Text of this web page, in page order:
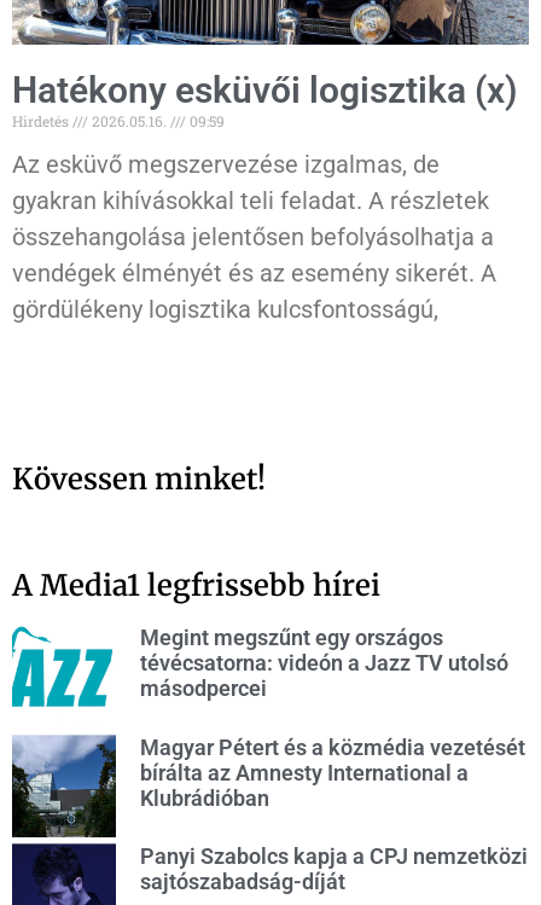
Hatékony esküvői logisztika (x)
Hirdetés 2026.05.16. 09:59
Az esküvő megszervezése izgalmas, de
gyakran kihívásokkal teli feladat. A részletek
összehangolása jelentősen befolyásolhatja a
vendégek élményét és az esemény sikerét. A
gördülékeny logisztika kulcsfontosságú,
Kövessen minket!
A Media1 legfrissebb hírei
Megint megszűnt egy országos
tévécsatorna: videón a Jazz TV utolsó
másodpercei
Magyar Pétert és a közmédia vezetését
bírálta az Amnesty International a
Klubrádióban
Panyi Szabolcs kapja a CPJ nemzetközi
sajtószabadság-díját